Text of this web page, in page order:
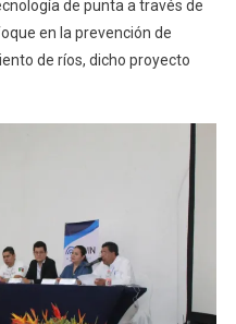
de punta a través de
en la prevención de
de ríos, dicho proyecto